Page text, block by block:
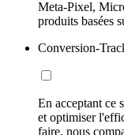
Meta-Pixel,
produits basées
Conversion-
En acceptant ce
et optimiser
faire, nous